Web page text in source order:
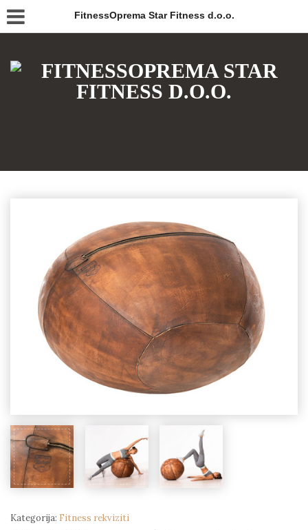
FitnessOprema Star Fitness d.o.o.
Kategorija: Fitness rekviziti